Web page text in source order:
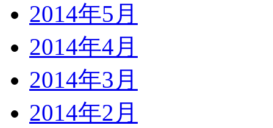
2014年5月
2014年4月
2014年3月
2014年2月